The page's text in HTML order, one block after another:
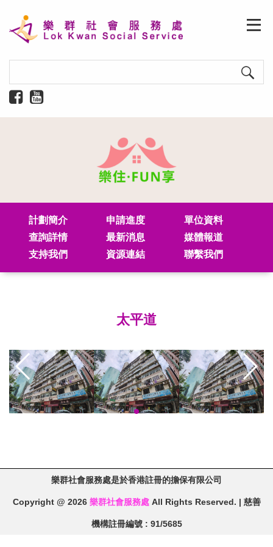
計劃簡介 申請進度
單位資料
查詢詳情
最新消息
媒體報道
支持我們
資源連結 ​聯繫我們
太平道
樂群社會服務處是於香港註冊的擔保有限公司
Copyright @ 2026 樂群社會服務處All Rights Reserved. | 慈善
機構註冊編號 : 91/5685